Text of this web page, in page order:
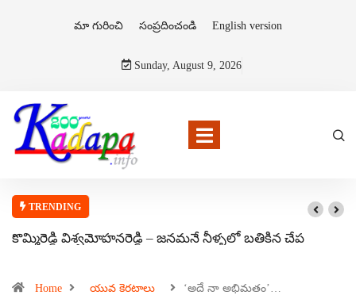
మా గురించి సంప్రదించండి English version
Sunday, August 9, 2026
TRENDING
కొమ్మిరెడ్డి విశ్వమోహనరెడ్డి – జనమనే నీళ్ళలో బతికిన చేప
Home యువ కెరటాలు ‘అదే నా అభిమతం’…